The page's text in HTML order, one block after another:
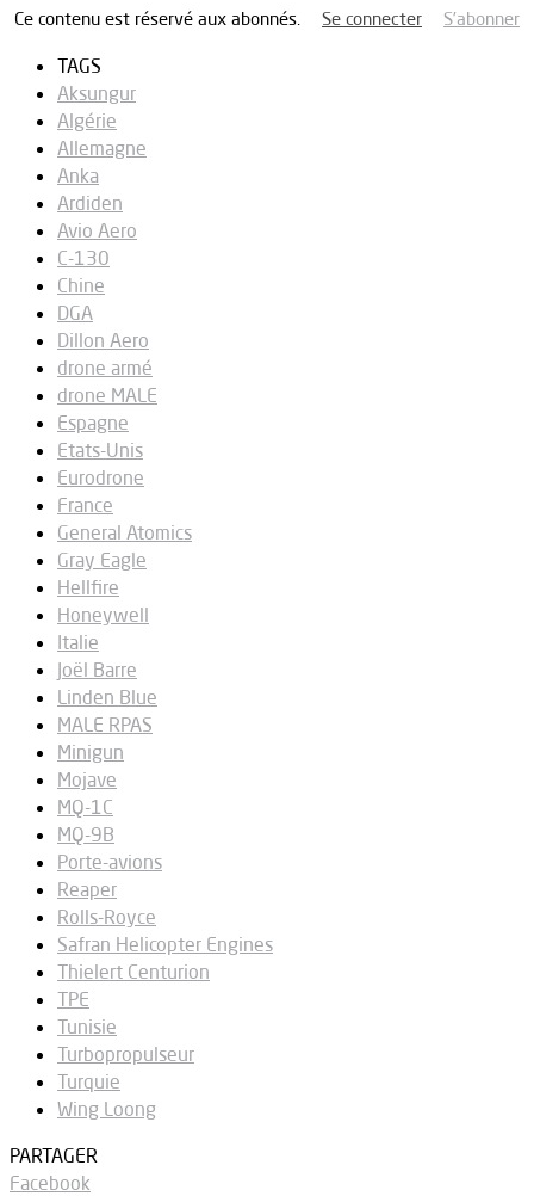
Ce contenu est réservé aux abonnés. Se connecter S’abonner
TAGS
Aksungur
Algérie
Allemagne
Anka
Ardiden
Avio Aero
C-130
Chine
DGA
Dillon Aero
drone armé
drone MALE
Espagne
Etats-Unis
Eurodrone
France
General Atomics
Gray Eagle
Hellfire
Honeywell
Italie
Joël Barre
Linden Blue
MALE RPAS
Minigun
Mojave
MQ-1C
MQ-9B
Porte-avions
Reaper
Rolls-Royce
Safran Helicopter Engines
Thielert Centurion
TPE
Tunisie
Turbopropulseur
Turquie
Wing Loong
PARTAGER
Facebook